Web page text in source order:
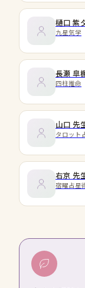
樋口 紫
九星気学
長瀬 皐
四柱推命
山口 先
タロット
右京 先
宿曜占星